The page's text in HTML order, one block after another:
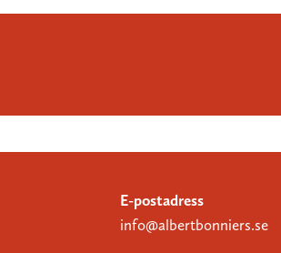
E-postadress
info@albertbonniers.se